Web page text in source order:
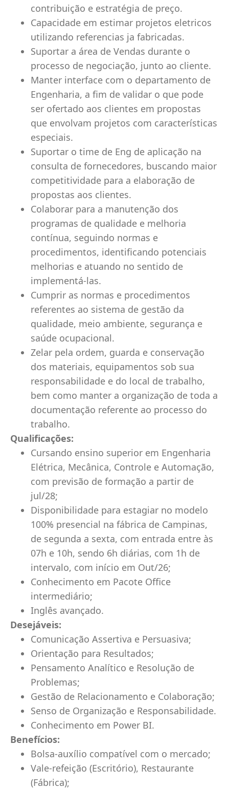
contribuição e estratégia de preço.
Capacidade em estimar projetos eletricos
utilizando referencias ja fabricadas.
Suportar a área de Vendas durante o
processo de negociação, junto ao cliente.
Manter interface com o departamento de
Engenharia, a fim de validar o que pode
ser ofertado aos clientes em propostas
que envolvam projetos com características
especiais.
Suportar o time de Eng de aplicação na
consulta de fornecedores, buscando maior
competitividade para a elaboração de
propostas aos clientes.
Colaborar para a manutenção dos
programas de qualidade e melhoria
contínua, seguindo normas e
procedimentos, identificando potenciais
melhorias e atuando no sentido de
implementá-las.
Cumprir as normas e procedimentos
referentes ao sistema de gestão da
qualidade, meio ambiente, segurança e
saúde ocupacional.
Zelar pela ordem, guarda e conservação
dos materiais, equipamentos sob sua
responsabilidade e do local de trabalho,
bem como manter a organização de toda a
documentação referente ao processo do
trabalho.
Qualificações:
Cursando ensino superior em Engenharia
Elétrica, Mecânica, Controle e Automação,
com previsão de formação a partir de
jul/28;
Disponibilidade para estagiar no modelo
100% presencial na fábrica de Campinas,
de segunda a sexta, com entrada entre às
07h e 10h, sendo 6h diárias, com 1h de
intervalo, com início em Out/26;
Conhecimento em Pacote Office
intermediário;
Inglês avançado.
Desejáveis:
Comunicação Assertiva e Persuasiva;
Orientação para Resultados;
Pensamento Analítico e Resolução de
Problemas;
Gestão de Relacionamento e Colaboração;
Senso de Organização e Responsabilidade.
Conhecimento em Power BI.
Benefícios:
Bolsa-auxílio compatível com o mercado;
Vale-refeição (Escritório), Restaurante
(Fábrica);